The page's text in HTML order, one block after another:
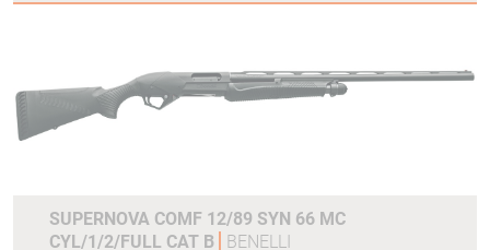
SUPERNOVA COMF 12/89 SYN 66 MC
CYL/1/2/FULL CAT B
BENELLI